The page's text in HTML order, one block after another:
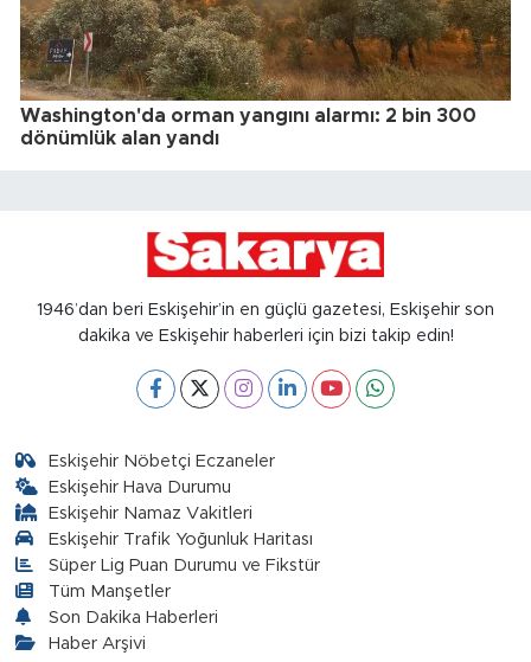
Washington'da orman yangını alarmı: 2 bin 300
dönümlük alan yandı
1946’dan beri Eskişehir’in en güçlü gazetesi, Eskişehir son
dakika ve Eskişehir haberleri için bizi takip edin!
Eskişehir Nöbetçi Eczaneler
Eskişehir Hava Durumu
Eskişehir Namaz Vakitleri
Eskişehir Trafik Yoğunluk Haritası
Süper Lig Puan Durumu ve Fikstür
Tüm Manşetler
Son Dakika Haberleri
Haber Arşivi